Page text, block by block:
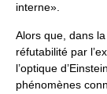
interne».
Alors que, dans
réfutabilité par
l’optique
phénomènes